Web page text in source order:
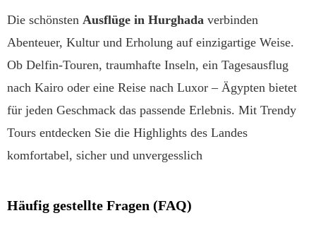
Die schönsten Ausflüge in Hurghada verbinden
Abenteuer, Kultur und Erholung auf einzigartige Weise.
Ob Delfin-Touren, traumhafte Inseln, ein Tagesausflug
nach Kairo oder eine Reise nach Luxor – Ägypten bietet
für jeden Geschmack das passende Erlebnis. Mit Trendy
Tours entdecken Sie die Highlights des Landes
komfortabel, sicher und unvergesslich
Häufig gestellte Fragen (FAQ)